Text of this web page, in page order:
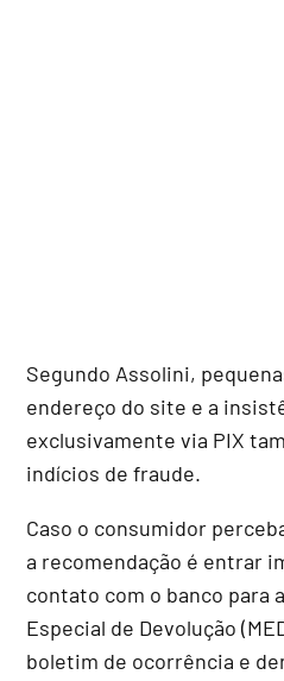
Segundo Assolini,
endereço do site e a
exclusivamente via PIX
indícios de fraude.
Caso o consumidor
a recomendação é entrar
contato com o banco para
Especial de Devolução
boletim de ocorrência e